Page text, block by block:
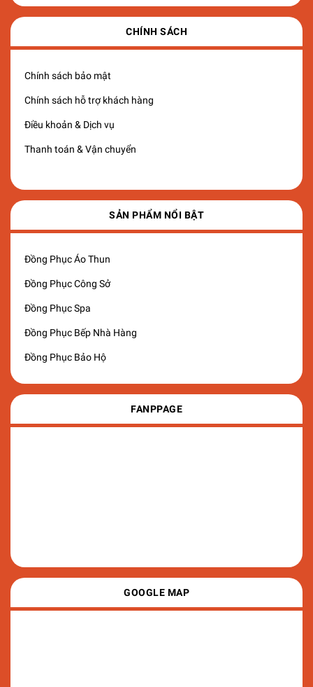
CHÍNH SÁCH
Chính sách bảo mật
Chính sách hỗ trợ khách hàng
Điều khoản & Dịch vụ
Thanh toán & Vận chuyển
SẢN PHẨM NỔI BẬT
Đồng Phục Áo Thun
Đồng Phục Công Sở
Đồng Phục Spa
Đồng Phục Bếp Nhà Hàng
Đồng Phục Bảo Hộ
FANPPAGE
GOOGLE MAP